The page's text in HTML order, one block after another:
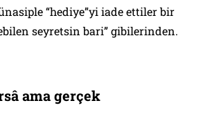
“hediye”yi iade ettiler bir
seyretsin bari” gibilerinden.
ama gerçek